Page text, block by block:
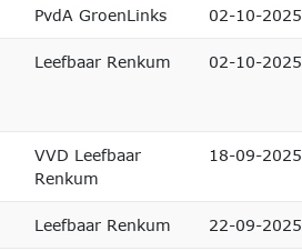
PvdA GroenLinks 02-10-2025
Leefbaar Renkum 02-10-2025
VVD Leefbaar
Renkum
18-09-2025
Leefbaar Renkum 22-09-2025